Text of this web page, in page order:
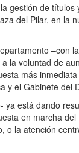
gestión de títulos
del Pilar, en la
–con
la voluntad de
más
y el Gabinete del
está dando
en marcha
la atención